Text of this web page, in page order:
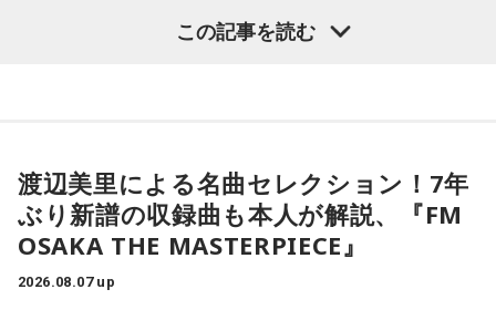
ケル・ダダリオによる兄弟デュオ。2016年にアルバム『Do
Hollywood』で鮮烈なデビューを果たし、60〜70年代ポップ
For Your Mind!』を発表し、FUJI ROCK FESTIVAL ’26に出
演。新作からの楽曲も多数披露し、満員のレッドマーキーを
沸かせた。
番組では、9年ぶりの出演となったフジロックの話をはじめ、
この記事を読む
渡辺美里による名曲セレクション！7年
ぶり新譜の収録曲も本人が解説、『FM
OSAKA THE MASTERPIECE』
2026.08.07 up